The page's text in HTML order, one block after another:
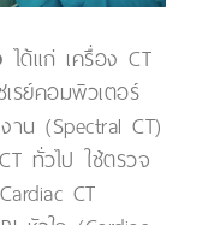
ได้แก่ เครื่อง CT
รย์คอมพิวเตอร์
น (Spectral CT)
ทั่วไป ใช้ตรวจ
CT